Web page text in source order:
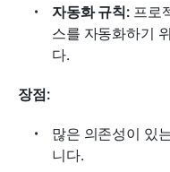
자동화 규칙: 프로
스를 자동화하기
다.
장점:
많은 의존성이 있
니다.